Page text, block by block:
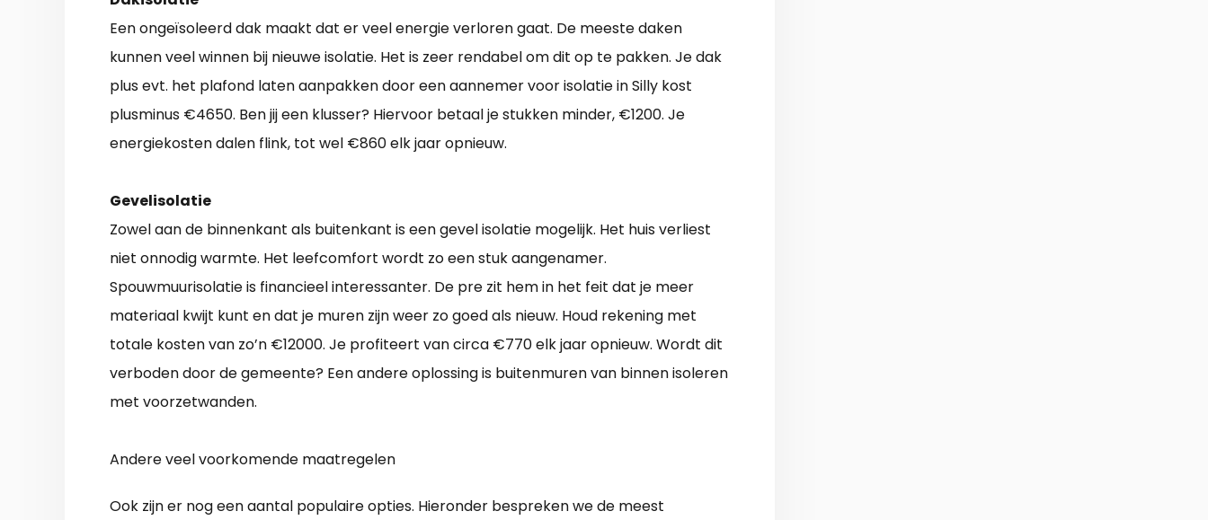
Een ongeïsoleerd dak maakt dat er veel energie verloren gaat. De meeste daken
kunnen veel winnen bij nieuwe isolatie. Het is zeer rendabel om dit op te pakken. Je dak
plus evt. het plafond laten aanpakken door een aannemer voor isolatie in Silly kost
plusminus €4650. Ben jij een klusser? Hiervoor betaal je stukken minder, €1200. Je
energiekosten dalen flink, tot wel €860 elk jaar opnieuw.
Gevelisolatie
Zowel aan de binnenkant als buitenkant is een gevel isolatie mogelijk. Het huis verliest
niet onnodig warmte. Het leefcomfort wordt zo een stuk aangenamer.
Spouwmuurisolatie is financieel interessanter. De pre zit hem in het feit dat je meer
materiaal kwijt kunt en dat je muren zijn weer zo goed als nieuw. Houd rekening met
totale kosten van zo’n €12000. Je profiteert van circa €770 elk jaar opnieuw. Wordt dit
verboden door de gemeente? Een andere oplossing is buitenmuren van binnen isoleren
met voorzetwanden.
Andere veel voorkomende maatregelen
Ook zijn er nog een aantal populaire opties. Hieronder bespreken we de meest